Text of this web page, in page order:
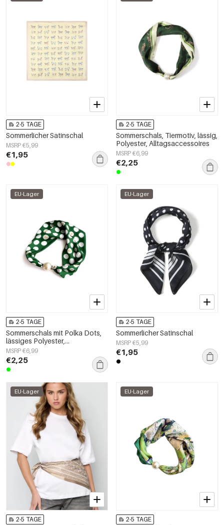
2-5 TAGE
Sommerlicher Satinschal
MSRP €5,99
€1,95
2-5 TAGE
Sommerschals, Tiermotiv, lässig,
Polyester, Alltagsaccessoires
MSRP €6,99
€2,25
EU-Lager
2-5 TAGE
Sommerschals mit Polka Dots,
lässiges Polyester,
Alltagsaccessoires
MSRP €6,99
€2,25
EU-Lager
2-5 TAGE
Sommerlicher Satinschal
MSRP €5,99
€1,95
EU-Lager
2-5 TAGE
EU-Lager
2-5 TAGE